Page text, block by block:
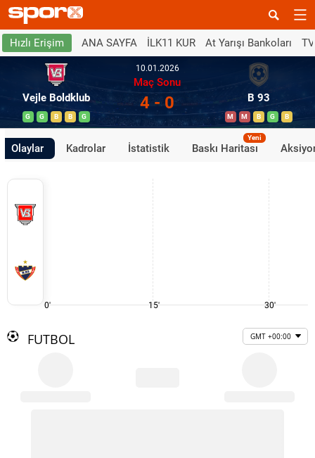
Hızlı Erişim ANA SAYFA İLK11 KUR At Yarışı Bankoları
Vejle Boldklub
G G B B G
10.01.2026
Maç Sonu
4 - 0 B 93
M M B G B
Olaylar Kadrolar İstatistik Baskı Haritası
Yeni
0' 15' 30'
FUTBOL GMT +00:00